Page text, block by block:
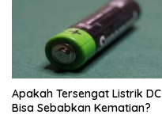
Apakah Tersengat Listrik DC
Bisa Sebabkan Kematian?